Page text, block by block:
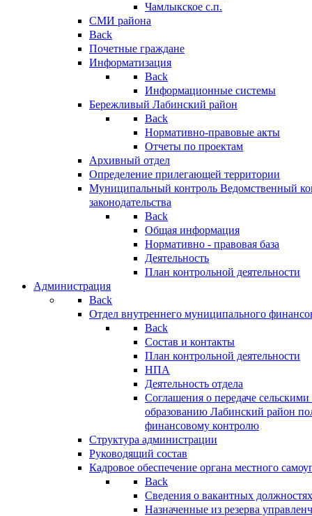
Чамлыкское с.п.
СМИ района
Back
Почетные граждане
Информатизация
Back
Информационные системы
Бережливый Лабинский район
Back
Нормативно-правовые акты
Отчеты по проектам
Архивный отдел
Определение прилегающей территории
Муниципальный контроль Ведомственный
законодательства
Back
Общая информация
Нормативно - правовая база
Деятельность
План контрольной деятельности
Администрация
Back
Отдел внутреннего муниципального
Back
Состав и контакты
План контрольной деятельности
НПА
Деятельность отдела
Соглашения о передаче
образованию Лабинский район
финансовому контролю
Структура администрации
Руководящий состав
Кадровое обеспечение органа местного
Back
Сведения о вакантных
Назначенные из резерва